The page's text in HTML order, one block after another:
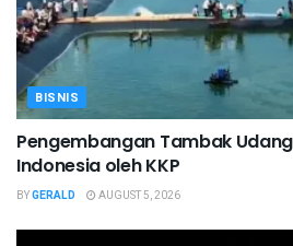
BISNIS
Pengembangan Tambak
Indonesia oleh KKP
BYGERALD AUGUST 5, 2026